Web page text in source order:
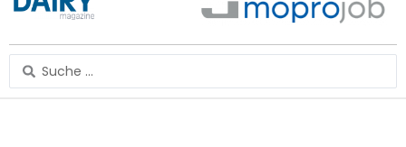
Search
...